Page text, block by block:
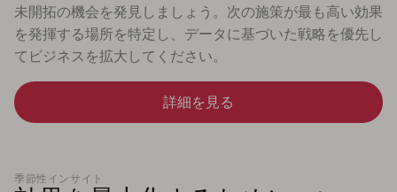
未開拓の機会を発見しましょう。次の施策が最も高い効果
を発揮する場所を特定し、データに基づいた戦略を優先し
てビジネスを拡大してください。
詳細を見る
季節性インサイト